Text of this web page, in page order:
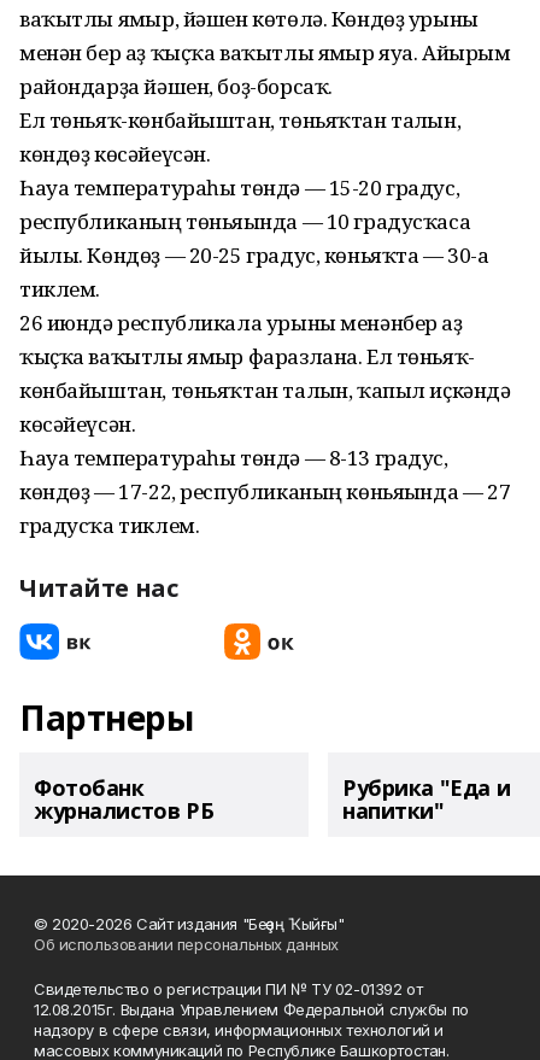
ваҡытлы ямғыр, йәшен көтөлә. Көндөҙ урыны
менән бер аҙ ҡыҫҡа ваҡытлы ямғыр яуа. Айырым
райондарҙа йәшен, боҙ-борсаҡ.
Ел төньяҡ-көнбайыштан, төньяҡтан талғын,
көндөҙ көсәйеүсән.
Һауа температураһы төндә — 15-20 градус,
республиканың төньяғында — 10 градусҡаса
йылы. Көндөҙ — 20-25 градус, көньяҡта — 30-ға
тиклем.
26 июндә республикала урыны менәнбер аҙ
ҡыҫҡа ваҡытлы ямғыр фаразлана. Ел төньяҡ-
көнбайыштан, төньяҡтан талғын, ҡапыл иҫкәндә
көсәйеүсән.
Һауа температураһы төндә — 8-13 градус,
көндөҙ — 17-22, республиканың көньяғында — 27
градусҡа тиклем.
Читайте нас
Партнеры
Фотобанк
журналистов РБ
Рубрика "Еда и
напитки"
© 2020-2026 Сайт издания "Беҙҙең Ҡыйғы"
Об использовании персональных данных
Свидетельство о регистрации ПИ № ТУ 02-01392 от
12.08.2015г. Выдана Управлением Федеральной службы по
надзору в сфере связи, информационных технологий и
массовых коммуникаций по Республике Башкортостан.